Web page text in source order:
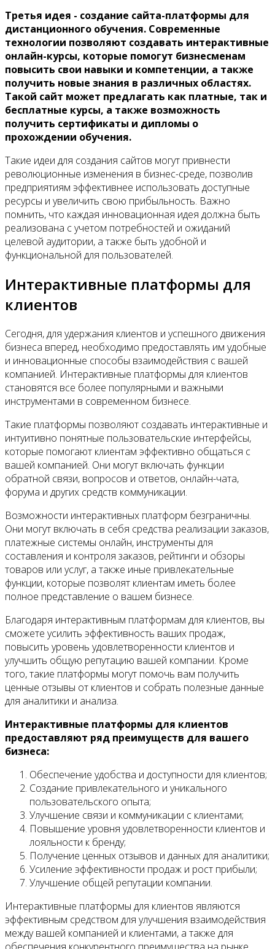
Третья идея - создание сайта-платформы для
дистанционного обучения. Современные
технологии позволяют создавать интерактивные
онлайн-курсы, которые помогут бизнесменам
повысить свои навыки и компетенции, а также
получить новые знания в различных областях.
Такой сайт может предлагать как платные, так и
бесплатные курсы, а также возможность
получить сертификаты и дипломы о
прохождении обучения.
Такие идеи для создания сайтов могут привнести
революционные изменения в бизнес-среде, позволив
предприятиям эффективнее использовать доступные
ресурсы и увеличить свою прибыльность. Важно
помнить, что каждая инновационная идея должна быть
реализована с учетом потребностей и ожиданий
целевой аудитории, а также быть удобной и
функциональной для пользователей.
Интерактивные платформы для
клиентов
Сегодня, для удержания клиентов и успешного движения
бизнеса вперед, необходимо предоставлять им удобные
и инновационные способы взаимодействия с вашей
компанией. Интерактивные платформы для клиентов
становятся все более популярными и важными
инструментами в современном бизнесе.
Такие платформы позволяют создавать интерактивные и
интуитивно понятные пользовательские интерфейсы,
которые помогают клиентам эффективно общаться с
вашей компанией. Они могут включать функции
обратной связи, вопросов и ответов, онлайн-чата,
форума и других средств коммуникации.
Возможности интерактивных платформ безграничны.
Они могут включать в себя средства реализации заказов,
платежные системы онлайн, инструменты для
составления и контроля заказов, рейтинги и обзоры
товаров или услуг, а также иные привлекательные
функции, которые позволят клиентам иметь более
полное представление о вашем бизнесе.
Благодаря интерактивным платформам для клиентов, вы
сможете усилить эффективность ваших продаж,
повысить уровень удовлетворенности клиентов и
улучшить общую репутацию вашей компании. Кроме
того, такие платформы могут помочь вам получить
ценные отзывы от клиентов и собрать полезные данные
для аналитики и анализа.
Интерактивные платформы для клиентов
предоставляют ряд преимуществ для вашего
бизнеса:
Обеспечение удобства и доступности для клиентов;
Создание привлекательного и уникального
пользовательского опыта;
Улучшение связи и коммуникации с клиентами;
Повышение уровня удовлетворенности клиентов и
лояльности к бренду;
Получение ценных отзывов и данных для аналитики;
Усиление эффективности продаж и рост прибыли;
Улучшение общей репутации компании.
Интерактивные платформы для клиентов являются
эффективным средством для улучшения взаимодействия
между вашей компанией и клиентами, а также для